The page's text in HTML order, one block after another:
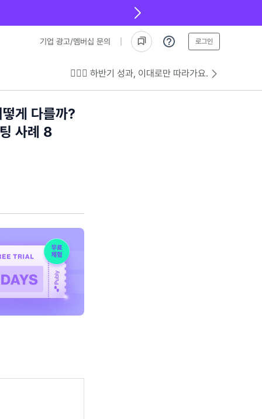
기업 광고/멤버십 문의 로그인
💁🏻‍♂️ 하반기 성과, 이대로만 따라가요.
게 다를까?
사례 8